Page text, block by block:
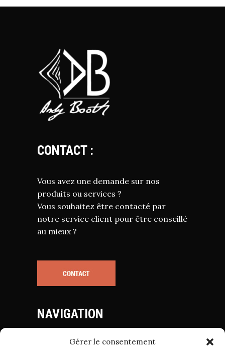
Gérer le consentement
CONTACT :
Vous avez une demande sur nos
produits ou services ?
Vous souhaitez être contacté par
notre service client pour être conseillé
au mieux ?
NAVIGATION
Mentions Légales